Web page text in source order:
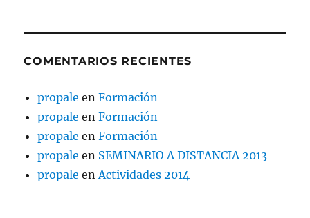
COMENTARIOS RECIENTES
propale enFormación
propale enFormación
propale enFormación
propale en SEMINARIO A DISTANCIA 2013
propale enActividades 2014